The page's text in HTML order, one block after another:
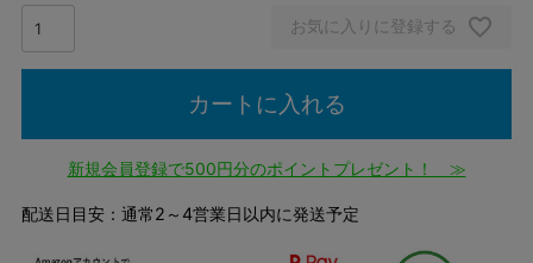
お気に入りに登録する
カートに入れる
新規会員登録で500円分のポイントプレゼント！ ≫
配送日目安：通常2～4営業日以内に発送予定